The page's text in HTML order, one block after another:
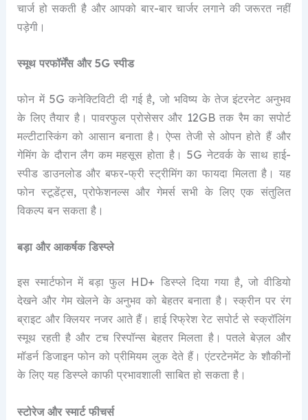
चार्ज हो सकती है और आपको बार-बार चार्जर लगाने की जरूरत नहीं
पड़ेगी।
स्मूथ परफॉर्मेंस और 5G स्पीड
फोन में 5G कनेक्टिविटी दी गई है, जो भविष्य के तेज इंटरनेट अनुभव
के लिए तैयार है। पावरफुल प्रोसेसर और 12GB तक रैम का सपोर्ट
मल्टीटास्किंग को आसान बनाता है। ऐप्स तेजी से ओपन होते हैं और
गेमिंग के दौरान लैग कम महसूस होता है। 5G नेटवर्क के साथ हाई-
स्पीड डाउनलोड और बफर-फ्री स्ट्रीमिंग का फायदा मिलता है। यह
फोन स्टूडेंट्स, प्रोफेशनल्स और गेमर्स सभी के लिए एक संतुलित
विकल्प बन सकता है।
बड़ा और आकर्षक डिस्प्ले
इस स्मार्टफोन में बड़ा फुल HD+ डिस्प्ले दिया गया है, जो वीडियो
देखने और गेम खेलने के अनुभव को बेहतर बनाता है। स्क्रीन पर रंग
ब्राइट और क्लियर नजर आते हैं। हाई रिफ्रेश रेट सपोर्ट से स्क्रॉलिंग
स्मूथ रहती है और टच रिस्पॉन्स बेहतर मिलता है। पतले बेज़ल और
मॉडर्न डिजाइन फोन को प्रीमियम लुक देते हैं। एंटरटेनमेंट के शौकीनों
के लिए यह डिस्प्ले काफी प्रभावशाली साबित हो सकता है।
स्टोरेज और स्मार्ट फीचर्स